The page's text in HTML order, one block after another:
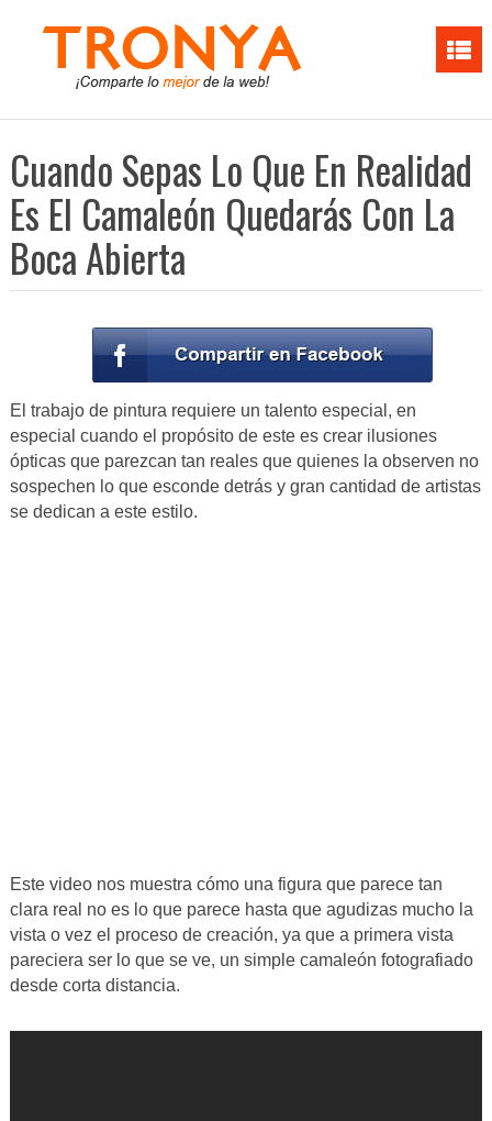
Cuando Sepas Lo Que En Realidad
Es El Camaleón Quedarás Con La
Boca Abierta
El trabajo de pintura requiere un talento especial, en
especial cuando el propósito de este es crear ilusiones
ópticas que parezcan tan reales que quienes la observen no
sospechen lo que esconde detrás y gran cantidad de artistas
se dedican a este estilo.
Este video nos muestra cómo una figura que parece tan
clara real no es lo que parece hasta que agudizas mucho la
vista o vez el proceso de creación, ya que a primera vista
pareciera ser lo que se ve, un simple camaleón fotografiado
desde corta distancia.